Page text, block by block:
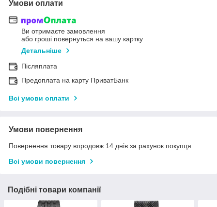
Умови оплати
Ви отримаєте замовлення
або гроші повернуться на вашу картку
Детальніше
Післяплата
Предоплата на карту ПриватБанк
Всі умови оплати
Умови повернення
Повернення товару впродовж 14 днів за рахунок покупця
Всі умови повернення
Подібні товари компанії